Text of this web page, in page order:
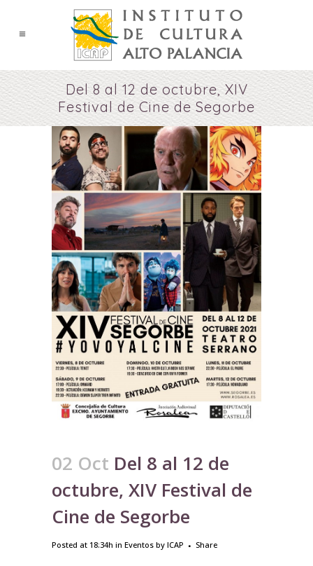
Del 8 al 12 de octubre, XIV
Festival de Cine de Segorbe
02 Oct Del 8 al 12 de
octubre, XIV Festival de
Cine de Segorbe
Posted at 18:34h in Eventos by ICAP Share